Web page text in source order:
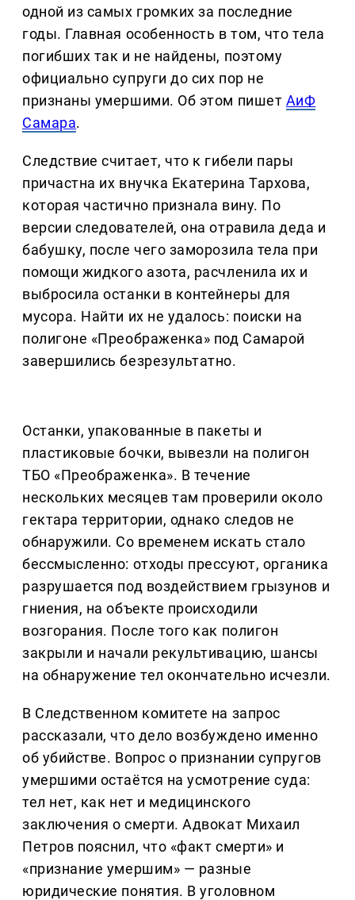
одной из самых громких за последние
годы. Главная особенность в том, что тела
погибших так и не найдены, поэтому
официально супруги до сих пор не
признаны умершими. Об этом пишет АиФ
Самара.
Следствие считает, что к гибели пары
причастна их внучка Екатерина Тархова,
которая частично признала вину. По
версии следователей, она отравила деда и
бабушку, после чего заморозила тела при
помощи жидкого азота, расчленила их и
выбросила останки в контейнеры для
мусора. Найти их не удалось: поиски на
полигоне «Преображенка» под Самарой
завершились безрезультатно.
Останки, упакованные в пакеты и
пластиковые бочки, вывезли на полигон
ТБО «Преображенка». В течение
нескольких месяцев там проверили около
гектара территории, однако следов не
обнаружили. Со временем искать стало
бессмысленно: отходы прессуют, органика
разрушается под воздействием грызунов и
гниения, на объекте происходили
возгорания. После того как полигон
закрыли и начали рекультивацию, шансы
на обнаружение тел окончательно исчезли.
В Следственном комитете на запрос
рассказали, что дело возбуждено именно
об убийстве. Вопрос о признании супругов
умершими остаётся на усмотрение суда:
тел нет, как нет и медицинского
заключения о смерти. Адвокат Михаил
Петров пояснил, что «факт смерти» и
«признание умершим» — разные
юридические понятия. В уголовном